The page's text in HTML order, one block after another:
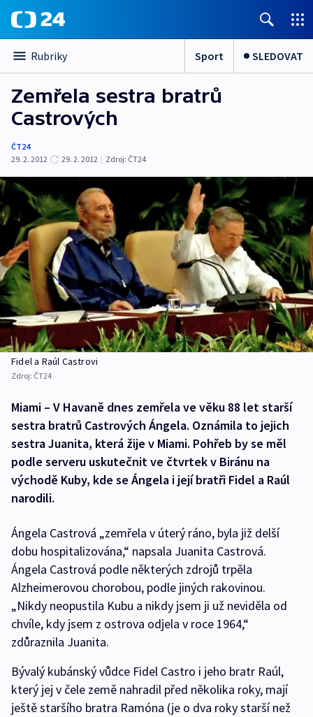
Rubriky Sport SLEDOVAT
Zemřela sestra bratrů
Castrových
ČT24
29. 2. 2012
29. 2. 2012 | Zdroj: ČT24
Fidel a Raúl Castrovi
Zdroj: ČT24
Miami – V Havaně dnes zemřela ve věku 88 let starší
sestra bratrů Castrových Ángela. Oznámila to jejich
sestra Juanita, která žije v Miami. Pohřeb by se měl
podle serveru uskutečnit ve čtvrtek v Biránu na
východě Kuby, kde se Ángela i její bratři Fidel a Raúl
narodili.
Ángela Castrová „zemřela v úterý ráno, byla již delší
dobu hospitalizována,“ napsala Juanita Castrová.
Ángela Castrová podle některých zdrojů trpěla
Alzheimerovou chorobou, podle jiných rakovinou.
„Nikdy neopustila Kubu a nikdy jsem ji už neviděla od
chvíle, kdy jsem z ostrova odjela v roce 1964,“
zdůraznila Juanita.
Bývalý kubánský vůdce Fidel Castro i jeho bratr Raúl,
který jej v čele země nahradil před několika roky, mají
ještě staršího bratra Ramóna (je o dva roky starší než